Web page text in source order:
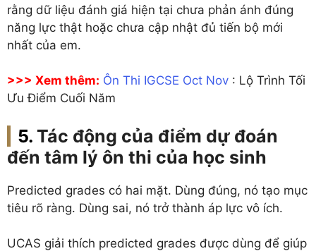
rằng dữ liệu đánh giá hiện tại chưa phản ánh đúng
năng lực thật hoặc chưa cập nhật đủ tiến bộ mới
nhất của em.
>>> Xem thêm: Ôn Thi IGCSE Oct Nov : Lộ Trình Tối
Ưu Điểm Cuối Năm
Tác động của điểm dự đoán
đến tâm lý ôn thi của học sinh
Predicted grades có hai mặt. Dùng đúng, nó tạo mục
tiêu rõ ràng. Dùng sai, nó trở thành áp lực vô ích.
UCAS giải thích predicted grades được dùng để giúp